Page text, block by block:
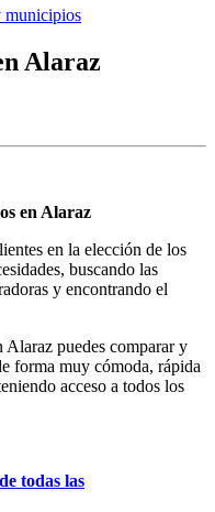
municipios
Alaraz
en Alaraz
en la elección de los
buscando las
y encontrando el
Alaraz puedes comparar y
forma muy cómoda, rápida
acceso a todos los
todas las